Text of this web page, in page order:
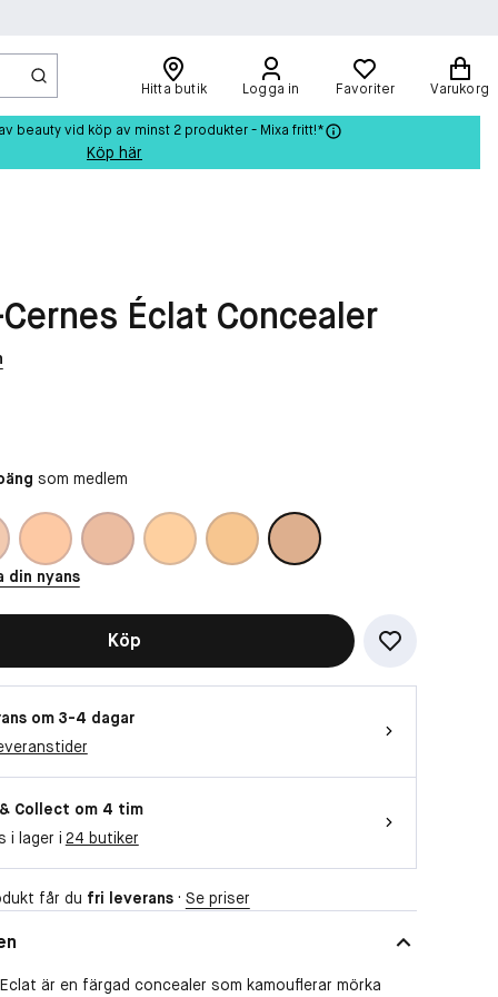
Hitta butik Logga in Favoriter Varukorg
beauty vid köp av minst 2 produkter - Mixa fritt!*
Köp här
Vill du titta på videon?
Éclat Concealer
din nyans
som medlem
Köp
om 3-4 dagar
Collect om 4 tim
i lager i 24 butiker
får du fri leverans· Se priser
är en färgad concealer som kamouflerar mörka